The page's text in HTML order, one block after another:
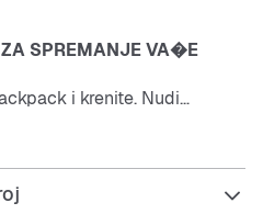
ZA SPREMANJE VA�E
i krenite. Nudi
organizirani, uklju?
mre�aste d�epove za
zatvara?em koji ?uva manje
50% recikliranih